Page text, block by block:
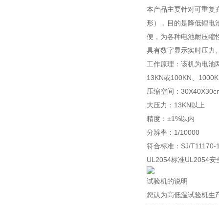
本产品主要针对可重复
形），目的是降低锂电
便，为各种电池耐压缩
具有数字显示实时压力
工作原理：该机为电池
13KN或100KN、
压缩空间：
大压力：13KN以上
精度：±1%以内
分辨率：1/10000
符合标准：SJ/
UL2054标准UL2054安
试验机的说明
您认为高低温试验机生